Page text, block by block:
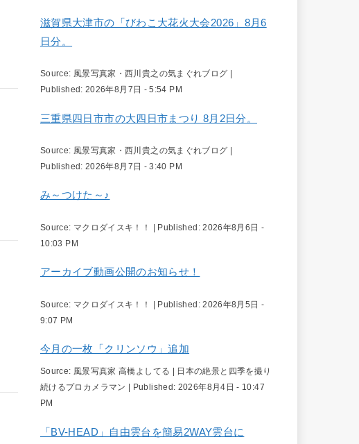
滋賀県大津市の「びわこ大花火大会2026」8月6
日分。
Source: 風景写真家・西川貴之の気まぐれブログ
Published: 2026年8月7日 - 5:54 PM
三重県四日市市の大四日市まつり 8月2日分。
Source: 風景写真家・西川貴之の気まぐれブログ
Published: 2026年8月7日 - 3:40 PM
み～つけた～♪
Source: マクロダイスキ！！ Published:2026年8月6日 -
10:03 PM
アーカイブ動画公開のお知らせ！
Source: マクロダイスキ！！ Published:2026年8月5日 -
9:07 PM
今月の一枚「クリンソウ」追加
Source: 風景写真家 高橋よしてる | 日本の絶景と四季を撮り
続けるプロカメラマン
Published: 2026年8月4日 - 10:47
PM
「BV-HEAD」自由雲台を簡易2WAY雲台に